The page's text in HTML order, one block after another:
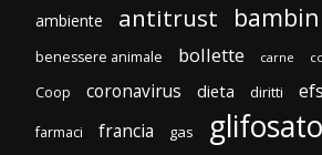
ambiente antitrust
benessere animale bollette carne
Coop coronavirus dieta diritti
farmaci francia gas glifosato